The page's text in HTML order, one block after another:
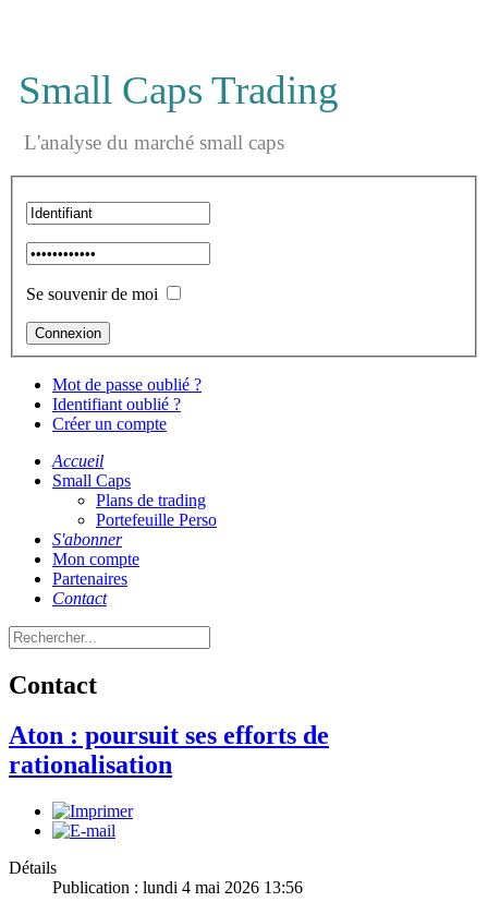
Small Caps Trading
L'analyse du marché small caps
Se souvenir de moi
Mot de passe oublié ?
Identifiant oublié ?
Créer un compte
Accueil
Small Caps
Plans de trading
Portefeuille Perso
S'abonner
Mon compte
Partenaires
Contact
Contact
Aton : poursuit ses efforts de
rationalisation
Détails
Publication : lundi 4 mai 2026 13:56